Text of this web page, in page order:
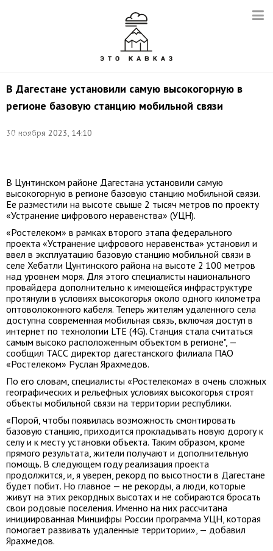
В Дагестане установили самую высокогорную в
регионе базовую станцию мобильной связи
30 ноября 2023, 14:10
Магомедов
В Цунтинском районе Дагестана установили самую
высокогорную в регионе базовую станцию мобильной связи.
Ее разместили на высоте свыше 2 тысяч метров по проекту
«Устранение цифрового неравенства» (УЦН).
«Ростелеком» в рамках второго этапа федерального
проекта «Устранение цифрового неравенства» установил и
ввел в эксплуатацию базовую станцию мобильной связи в
селе Хебатли Цунтинского района на высоте 2 100 метров
над уровнем моря. Для этого специалисты национального
провайдера дополнительно к имеющейся инфраструктуре
протянули в условиях высокогорья около одного километра
оптоволоконного кабеля. Теперь жителям удаленного села
доступна современная мобильная связь, включая доступ в
интернет по технологии LTE (4G). Станция стала считаться
самым высоко расположенным объектом в регионе", —
сообщил ТАСС директор дагестанского филиала ПАО
«Ростелеком» Руслан Ярахмедов.
По его словам, специалисты «Ростелекома» в очень сложных
географических и рельефных условиях высокогорья строят
объекты мобильной связи на территории республики.
«Порой, чтобы появилась возможность смонтировать
базовую станцию, приходится прокладывать новую дорогу к
селу и к месту установки объекта. Таким образом, кроме
прямого результата, жители получают и дополнительную
помощь. В следующем году реализация проекта
продолжится, и, я уверен, рекорд по высотности в Дагестане
будет побит. Но главное — не рекорды, а люди, которые
живут на этих рекордных высотах и не собираются бросать
свои родовые поселения. Именно на них рассчитана
инициированная Минцифры России программа УЦН, которая
помогает развивать удаленные территории», — добавил
Ярахмедов.